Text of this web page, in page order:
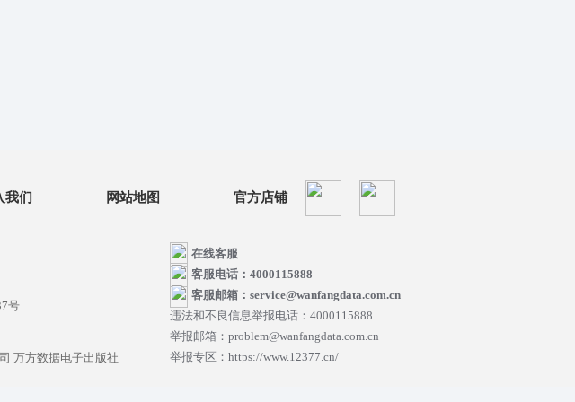
我们 网站地图 官方店铺
号
万方数据电子出版社
在线客服
客服电话：4000115888
客服邮箱：service@wanfangdata.com.cn
违法和不良信息举报电话：4000115888
举报邮箱：problem@wanfangdata.com.cn
举报专区：https://www.12377.cn/